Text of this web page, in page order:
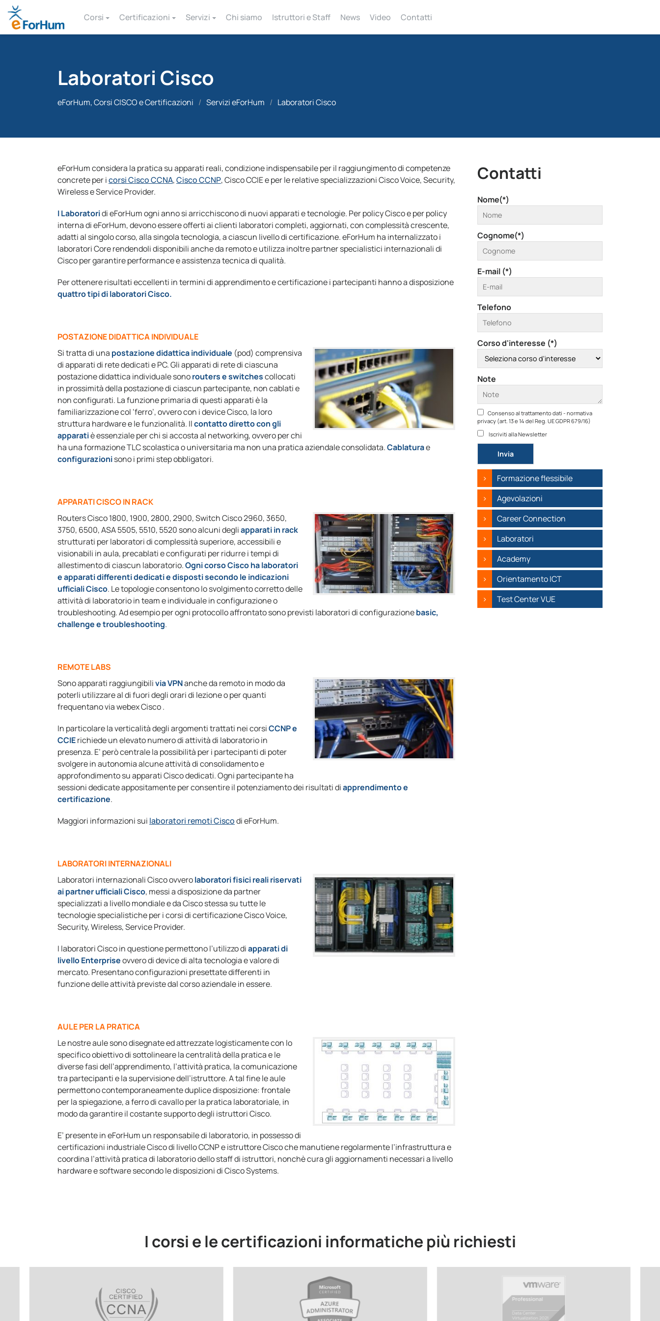
Corsi Certificazioni Servizi Chi siamo Istruttori e Staff News Video Contatti
Laboratori Cisco
eForHum, Corsi CISCO e Certificazioni / Servizi eForHum / Laboratori Cisco
eForHum considera la pratica su apparati reali, condizione indispensabile per il raggiungimento di competenze
concrete per icorsi Cisco CCNA,Cisco CCNP, Cisco CCIE e per le relative specializzazioni Cisco Voice, Security,
Wireless e Service Provider.
I Laboratoridi eForHum ogni anno si arricchiscono di nuovi apparati e tecnologie. Per policy Cisco e per policy
interna di eForHum, devono essere offerti ai clienti laboratori completi, aggiornati, con complessità crescente,
adatti al singolo corso, alla singola tecnologia, a ciascun livello di certificazione. eForHum ha internalizzato i
laboratori Core rendendoli disponibili anche da remoto e utilizza inoltre partner specialistici internazionali di
Cisco per garantire performance e assistenza tecnica di qualità.
Per ottenere risultati eccellenti in termini di apprendimento e certificazione i partecipanti hanno a disposizione
quattro tipi di laboratori Cisco.
POSTAZIONE DIDATTICA INDIVIDUALE
Si tratta di una postazione didattica individuale (pod) comprensiva
di apparati di rete dedicati e PC. Gli apparati di rete di ciascuna
postazione didattica individuale sonorouters e switchescollocati
in prossimità della postazione di ciascun partecipante, non cablati e
non configurati. La funzione primaria di questi apparati è la
familiarizzazione col ‘ferro’, ovvero con i device Cisco, la loro
struttura hardware e le funzionalità. Ilcontatto diretto con gli
apparatiè essenziale per chi si accosta al networking, ovvero per chi
ha una formazione TLC scolastica o universitaria ma non una pratica aziendale consolidata.Cablaturae
configurazionisono i primi step obbligatori.
APPARATI CISCO IN RACK
Routers Cisco 1800, 1900, 2800, 2900, Switch Cisco 2960, 3650,
3750, 6500, ASA 5505, 5510, 5520 sono alcuni degliapparati in rack
strutturati per laboratori di complessità superiore, accessibili e
visionabili in aula, precablati e configurati per ridurre i tempi di
allestimento di ciascun laboratorio.Ogni corso Cisco ha laboratori
e apparati differenti dedicati e disposti secondo le indicazioni
ufficiali Cisco. Le topologie consentono lo svolgimento corretto delle
attività di laboratorio in team e individuale in configurazione o
troubleshooting. Ad esempio per ogni protocollo affrontato sono previsti laboratori di configurazionebasic,
challenge e troubleshooting.
REMOTE LABS
Sono apparati raggiungibilivia VPNanche da remoto in modo da
poterli utilizzare al di fuori degli orari di lezione o per quanti
frequentano via webex Cisco .
In particolare la verticalità degli argomenti trattati nei corsiCCNP e
CCIErichiede un elevato numero di attività di laboratorio in
presenza. E’ però centrale la possibilità per i partecipanti di poter
svolgere in autonomia alcune attività di consolidamento e
approfondimento su apparati Cisco dedicati. Ogni partecipante ha
sessioni dedicate appositamente per consentire il potenziamento dei risultati diapprendimento e
certificazione.
Maggiori informazioni sui laboratori remoti Ciscodi eForHum.
LABORATORI INTERNAZIONALI
Laboratori internazionali Cisco ovverolaboratori fisici reali riservati
ai partner ufficiali Cisco, messi a disposizione da partner
specializzati a livello mondiale e da Cisco stessa su tutte le
tecnologie specialistiche per i corsi di certificazione Cisco Voice,
Security, Wireless, Service Provider.
I laboratori Cisco in questione permettono l’utilizzo diapparati di
livello Enterpriseovvero di device di alta tecnologia e valore di
mercato. Presentano configurazioni presettate differenti in
funzione delle attività previste dal corso aziendale in essere.
AULE PER LA PRATICA
Le nostre aule sono disegnate ed attrezzate logisticamente con lo
specifico obiettivo di sottolineare la centralità della pratica e le
diverse fasi dell’apprendimento, l’attività pratica, la comunicazione
tra partecipanti e la supervisione dell’istruttore. A tal fine le aule
permettono contemporaneamente duplice disposizione: frontale
per la spiegazione, a ferro di cavallo per la pratica laboratoriale, in
modo da garantire il costante supporto degli istruttori Cisco.
E’ presente in eForHum un responsabile di laboratorio, in possesso di
certificazioni industriale Cisco di livello CCNP e istruttore Cisco che manutiene regolarmente l’infrastruttura e
coordina l’attività pratica di laboratorio dello staff di istruttori, nonchè cura gli aggiornamenti necessari a livello
hardware e software secondo le disposizioni di Cisco Systems.
Contatti
Nome(*)
Cognome(*)
E-mail (*)
Telefono
Corso d'interesse (*)
Note
Consenso al trattamento dati - normativa
privacy (art. 13 e 14 del Reg. UE GDPR 679/16)
Iscriviti alla Newsletter
Si prega di lasciare vuoto questo campo.
Formazione flessibile
Agevolazioni
Career Connection
Laboratori
Academy
Orientamento ICT
Test Center VUE
I corsi e le certificazioni informatiche più richiesti